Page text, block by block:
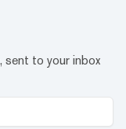
sent to your inbox